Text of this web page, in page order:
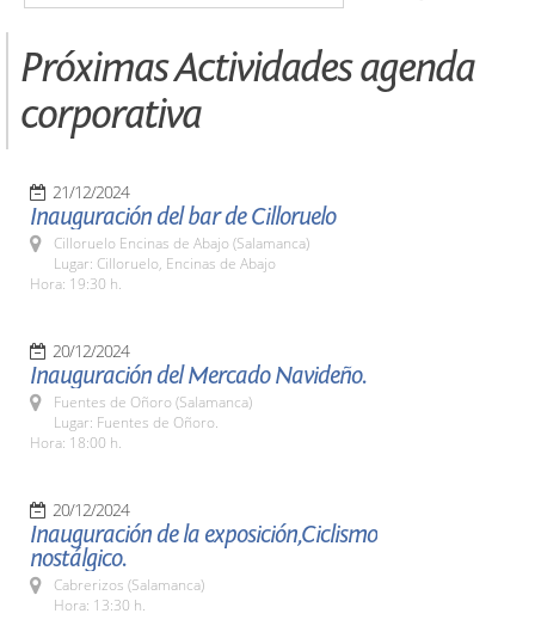
Próximas Actividades agenda
corporativa
21/12/2024
Inauguración del bar de Cilloruelo
Cilloruelo Encinas de Abajo (Salamanca)
Lugar: Cilloruelo, Encinas de Abajo
Hora: 19:30 h.
20/12/2024
Inauguración del Mercado Navideño.
Fuentes de Oñoro (Salamanca)
Lugar: Fuentes de Oñoro.
Hora: 18:00 h.
20/12/2024
Inauguración de la exposición,Ciclismo
nostálgico.
Cabrerizos (Salamanca)
Hora: 13:30 h.